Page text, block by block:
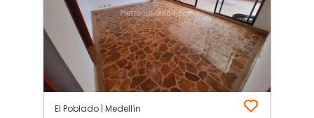
El Poblado | Medellín